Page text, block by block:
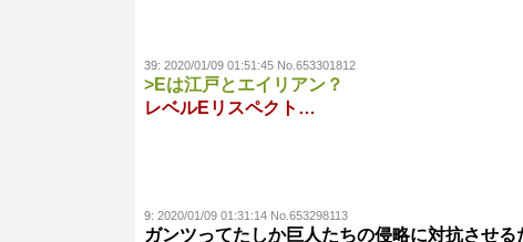
39: 2020/01/09 01:51:45 No.653301812
>Eは江戸とエイリアン？
レベルEリスペクト…
9: 2020/01/09 01:31:14 No.653298113
ガンツってたしか巨人たちの侵略に対抗させ